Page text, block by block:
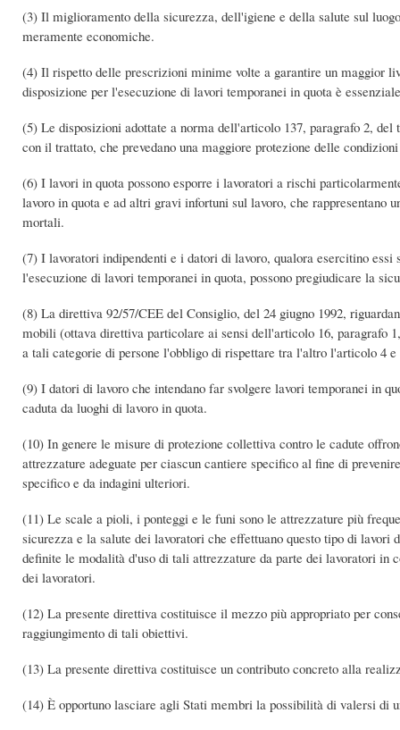
(3) Il miglioramento della sicurezza, dell'igiene e della salute sul
meramente economiche.
(4) Il rispetto delle prescrizioni minime volte a garantire un maggior
disposizione per l'esecuzione di lavori temporanei in quota è
(5) Le disposizioni adottate a norma dell'articolo 137, paragrafo 2,
con il trattato, che prevedano una maggiore protezione delle
(6) I lavori in quota possono esporre i lavoratori a rischi
lavoro in quota e ad altri gravi infortuni sul lavoro, che rappresentano
mortali.
(7) I lavoratori indipendenti e i datori di lavoro, qualora esercitino
l'esecuzione di lavori temporanei in quota, possono pregiudicare la
(8) La direttiva 92/57/CEE del Consiglio, del 24 giugno 1992,
mobili (ottava direttiva particolare ai sensi dell'articolo 16, paragrafo
a tali categorie di persone l'obbligo di rispettare tra l'altro l'articolo 4
(9) I datori di lavoro che intendano far svolgere lavori temporanei in
caduta da luoghi di lavoro in quota.
(10) In genere le misure di protezione collettiva contro le cadute
attrezzature adeguate per ciascun cantiere specifico al fine di
specifico e da indagini ulteriori.
(11) Le scale a pioli, i ponteggi e le funi sono le attrezzature più
sicurezza e la salute dei lavoratori che effettuano questo tipo di
definite le modalità d'uso di tali attrezzature da parte dei lavoratori in
dei lavoratori.
(12) La presente direttiva costituisce il mezzo più appropriato per
raggiungimento di tali obiettivi.
(13) La presente direttiva costituisce un contributo concreto alla
(14) È opportuno lasciare agli Stati membri la possibilità di valersi di